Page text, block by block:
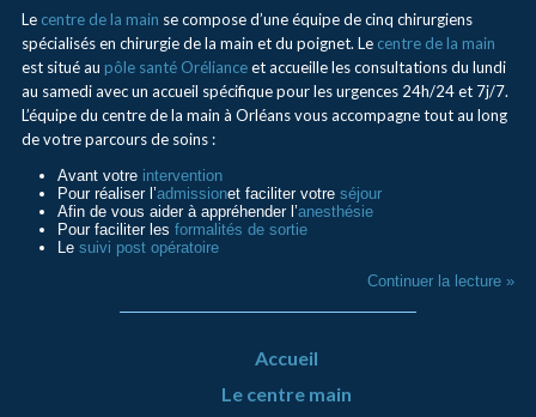
Le centre de la main se compose d’une équipe de cinq chirurgiens
spécialisés en chirurgie de la main et du poignet. Le centre de la main
est situé au pôle santé Orélianceet accueille les consultations du lundi
au samedi avec un accueil spécifique pour les urgences 24h/24 et 7j/7.
L’équipe du centre de la main à Orléans vous accompagne tout au long
de votre parcours de soins :
Avant votre intervention
Pour réaliser l’admissionet faciliter votre séjour
Afin de vous aider à appréhender l’anesthésie
Pour faciliter les formalités de sortie
Le suivi post opératoire
Continuer la lecture »
Accueil
Le centre main